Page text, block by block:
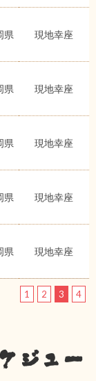
県 現地幸座
県 現地幸座
県 現地幸座
県 現地幸座
県 現地幸座
1 2 3 4
ジュー